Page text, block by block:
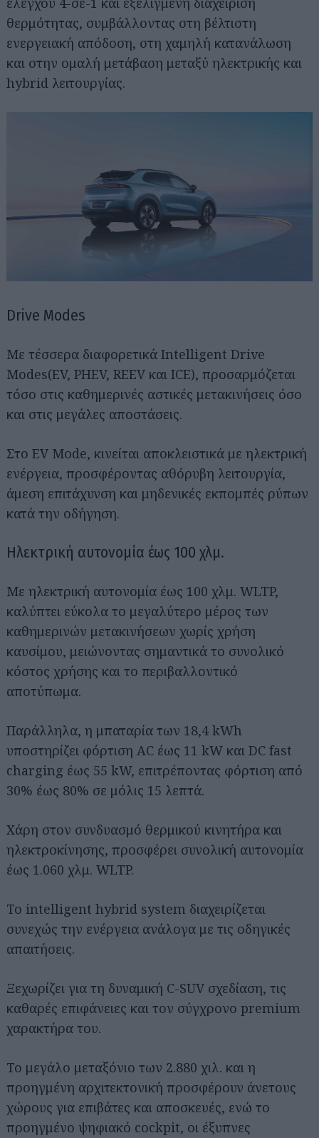
θερμότητας, συμβάλλοντας στη βέλτιστη
ενεργειακή απόδοση, στη χαμηλή κατανάλωση
και στην ομαλή μετάβαση μεταξύ ηλεκτρικής και
hybrid λειτουργίας.
Drive Modes
Με τέσσερα διαφορετικά Intelligent Drive
Modes(EV, PHEV, REEV και ICE), προσαρμόζεται
τόσο στις καθημερινές αστικές μετακινήσεις όσο
και στις μεγάλες αποστάσεις.
Στο EV Mode, κινείται αποκλειστικά με ηλεκτρική
ενέργεια, προσφέροντας αθόρυβη λειτουργία,
άμεση επιτάχυνση και μηδενικές εκπομπές ρύπων
κατά την οδήγηση.
Ηλεκτρική αυτονομία έως 100 χλμ.
Με ηλεκτρική αυτονομία έως 100 χλμ. WLTP,
καλύπτει εύκολα το μεγαλύτερο μέρος των
καθημερινών μετακινήσεων χωρίς χρήση
καυσίμου, μειώνοντας σημαντικά το συνολικό
κόστος χρήσης και το περιβαλλοντικό
αποτύπωμα.
Παράλληλα, η μπαταρία των 18,4 kWh
υποστηρίζει φόρτιση AC έως 11 kW και DC fast
charging έως 55 kW, επιτρέποντας φόρτιση από
30% έως 80% σε μόλις 15 λεπτά.
Χάρη στον συνδυασμό θερμικού κινητήρα και
ηλεκτροκίνησης, προσφέρει συνολική αυτονομία
έως 1.060 χλμ. WLTP.
Το intelligent hybrid system διαχειρίζεται
συνεχώς την ενέργεια ανάλογα με τις οδηγικές
απαιτήσεις.
Ξεχωρίζει για τη δυναμική C-SUV σχεδίαση, τις
καθαρές επιφάνειες και τον σύγχρονο premium
χαρακτήρα του.
Το μεγάλο μεταξόνιο των 2.880 χιλ. και η
προηγμένη αρχιτεκτονική προσφέρουν άνετους
χώρους για επιβάτες και αποσκευές, ενώ το
προηγμένο ψηφιακό cockpit, οι έξυπνες